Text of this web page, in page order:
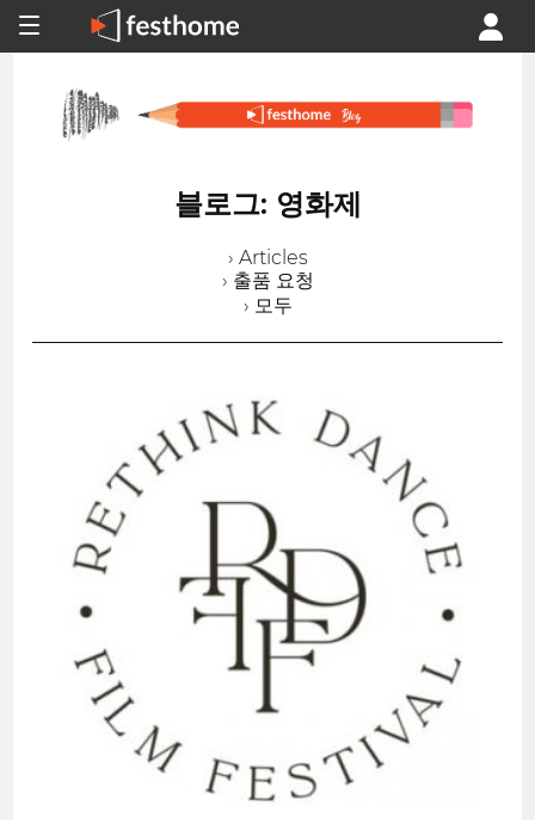
블로그: 영화제
› Articles
› 출품 요청
› 모두